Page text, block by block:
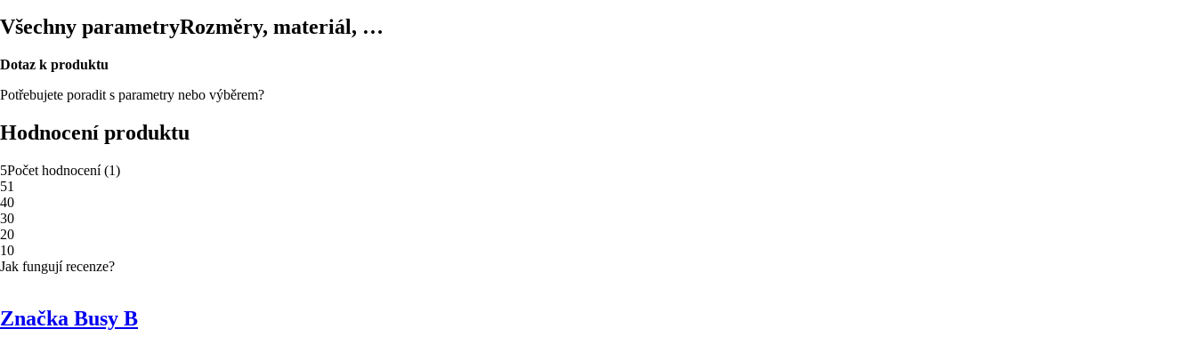
Všechny parametryRozměry, materiál, …
Dotaz k produktu
Potřebujete poradit s parametry nebo výběrem?
Hodnocení produktu
5Počet hodnocení(1)
51
40
30
20
10
Jak fungují recenze?
Značka Busy B